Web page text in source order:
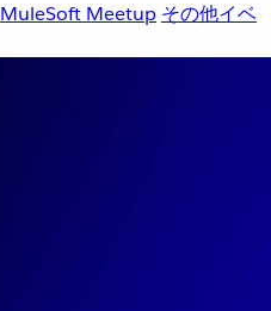
MuleSoft Meetup その他イベ